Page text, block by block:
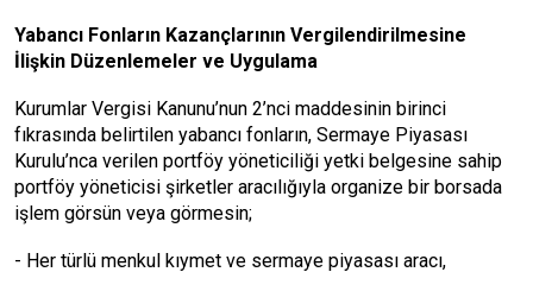
Yabancı Fonların Kazançlarının Vergilendirilmesine
İlişkin Düzenlemeler ve Uygulama
Kurumlar Vergisi Kanunu’nun 2’nci maddesinin birinci
fıkrasında belirtilen yabancı fonların, Sermaye Piyasası
Kurulu’nca verilen portföy yöneticiliği yetki belgesine sahip
portföy yöneticisi şirketler aracılığıyla organize bir borsada
işlem görsün veya görmesin;
- Her türlü menkul kıymet ve sermaye piyasası aracı,